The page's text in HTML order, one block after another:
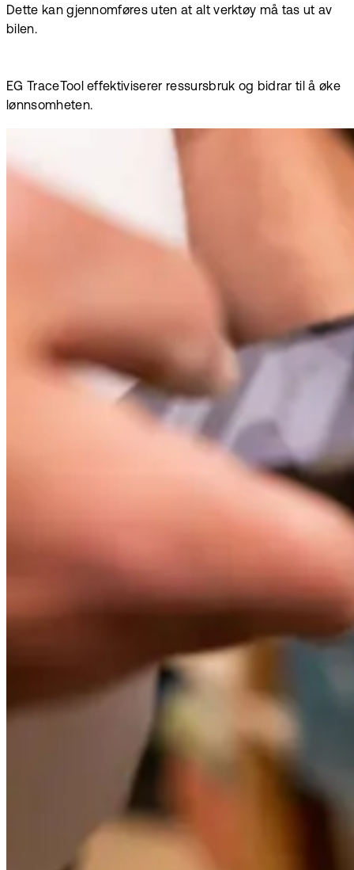
Dette kan gjennomføres uten at alt verktøy må tas ut av
bilen.
EG TraceTool effektiviserer ressursbruk og bidrar til å øke
lønnsomheten.